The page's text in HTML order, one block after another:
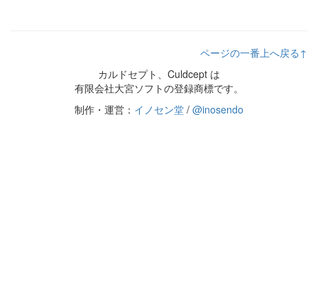
ページの一番上へ戻る↑
カルドセプト、Culdcept は
有限会社大宮ソフトの登録商標です。
制作・運営： イノセン堂 / @inosendo